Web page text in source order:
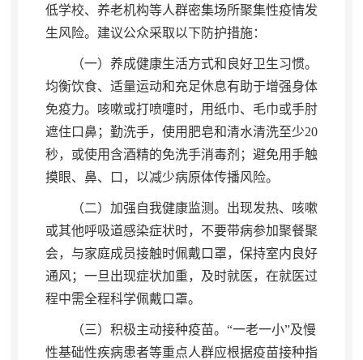
低学校、养老机构等人群密集场所聚集性疫情发
生风险。建议公众采取以下防护措施：
（一）养成健康生活方式和良好卫生习惯。
均衡饮食、适量运动和充足休息有助于增强身体
免疫力。咳嗽或打喷嚏时， 用纸巾、毛巾或手肘
遮住口鼻；勤洗手， 使用肥皂和清水清洗至少20
秒，或使用含酒精的免洗手消毒剂 ； 避免用手触
摸眼、鼻、口，以减少病原体传播风险。
（二）加强自我健康监测。 出现发热、咳嗽
或其他呼吸道感染症状时，不要带病参加聚餐聚
会， 与家庭成员接触时佩戴口罩，保持室内良好
通风； 一旦出现症状加重，及时就医， 在就医过
程中需全程科学佩戴口罩。
（三）积极主动接种疫苗。 “一老一小”及慢
性基础性疾病患者等重点人群应根据疫苗接种指